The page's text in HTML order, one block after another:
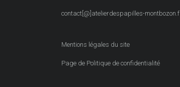
contact[@]atelierdespapilles-montbozon.f
Mentions légales du site
Page de Politique de confidentialité